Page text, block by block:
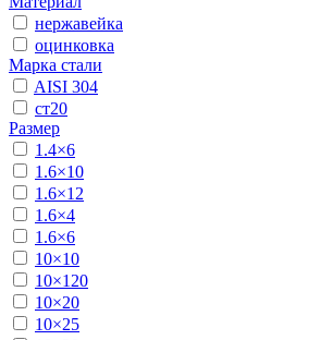
нержавейка
оцинковка
Марка стали
AISI 304
ст20
Размер
1.4×6
1.6×10
1.6×12
1.6×4
1.6×6
10×10
10×120
10×20
10×25